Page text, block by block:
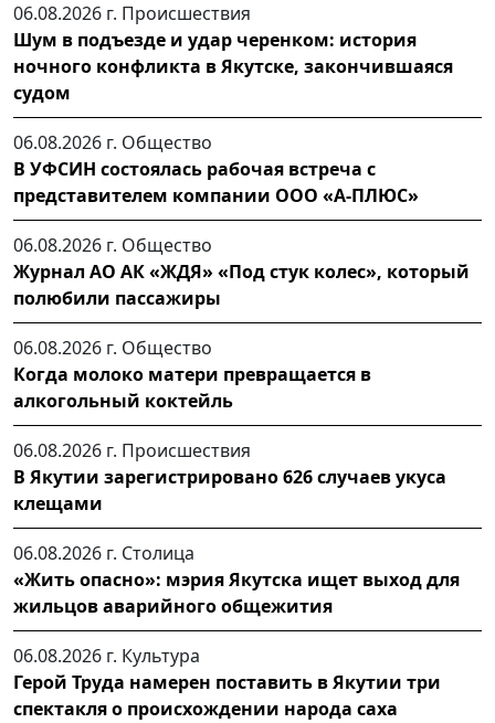
06.08.2026 г. Происшествия
Шум в подъезде и удар черенком: история
ночного конфликта в Якутске, закончившаяся
судом
06.08.2026 г. Общество
В УФСИН состоялась рабочая встреча с
представителем компании ООО «А-ПЛЮС»
06.08.2026 г. Общество
Журнал АО АК «ЖДЯ» «Под стук колес», который
полюбили пассажиры
06.08.2026 г. Общество
Когда молоко матери превращается в
алкогольный коктейль
06.08.2026 г. Происшествия
В Якутии зарегистрировано 626 случаев укуса
клещами
06.08.2026 г. Столица
«Жить опасно»: мэрия Якутска ищет выход для
жильцов аварийного общежития
06.08.2026 г. Культура
Герой Труда намерен поставить в Якутии три
спектакля о происхождении народа саха